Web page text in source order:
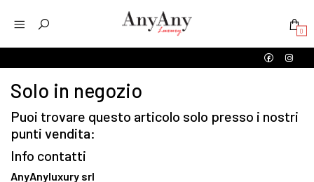
0
Solo in negozio
Puoi trovare questo articolo solo presso i nostri
punti vendita:
Info contatti
AnyAnyluxury srl